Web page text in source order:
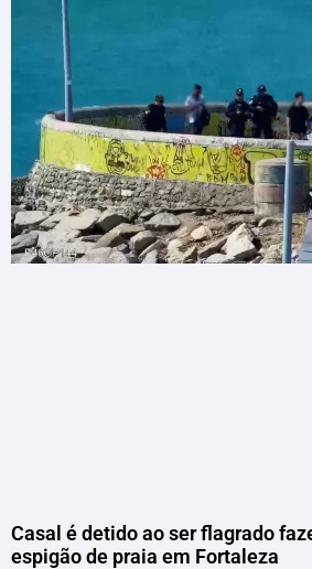
Casal é detido ao ser flagrado
espigão de praia em Fortaleza